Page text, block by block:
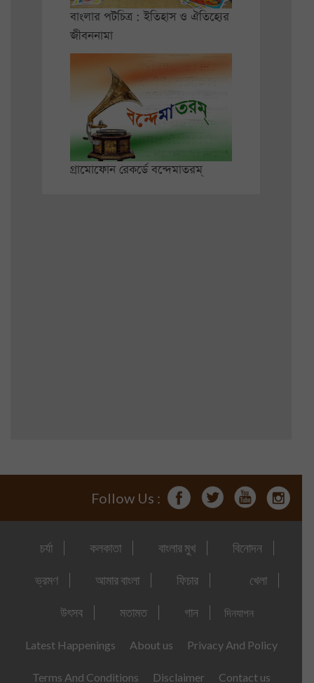
বাংলার পটচিত্র : ইতিহাস ও ঐতিহ্যের
জীবননামা
গ্রামোফোন রেকর্ডে বন্দেমাতরম্
Follow Us :
চর্যা কলকাতা বাংলার মুখ বিনোদন
ভ্রমণ আমার বাংলা ফিচার খেলা
উৎসব মতামত গান দিনযাপন
Latest Happenings About us Privacy And Policy
Terms And Conditions Disclaimer Contact us